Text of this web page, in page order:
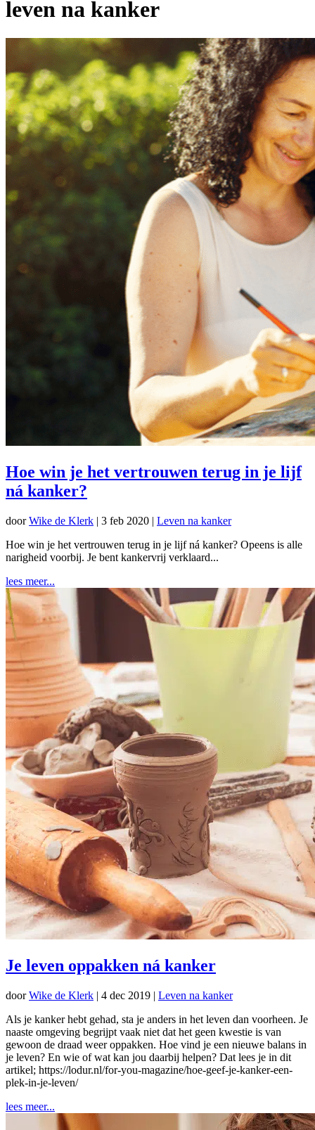
leven na kanker
Hoe win je het vertrouwen terug in je lijf
ná kanker?
doorWike de Klerk | 3 feb 2020 | Leven na kanker
Hoe win je het vertrouwen terug in je lijf ná kanker? Opeens is alle
narigheid voorbij. Je bent kankervrij verklaard...
lees meer...
Je leven oppakken ná kanker
doorWike de Klerk | 4 dec 2019 | Leven na kanker
Als je kanker hebt gehad, sta je anders in het leven dan voorheen. Je
naaste omgeving begrijpt vaak niet dat het geen kwestie is van
gewoon de draad weer oppakken. Hoe vind je een nieuwe balans in
je leven? En wie of wat kan jou daarbij helpen? Dat lees je in dit
artikel; https://lodur.nl/for-you-magazine/hoe-geef-je-kanker-een-
plek-in-je-leven/
lees meer...